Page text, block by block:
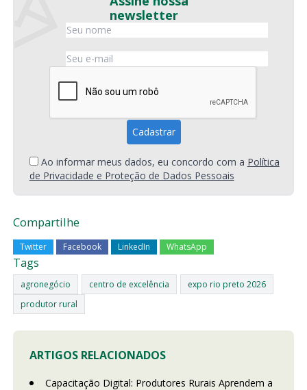
newsletter
Ao informar meus dados, eu concordo com a Política
de Privacidade e Proteção de Dados Pessoais
Compartilhe
Twitter Facebook LinkedIn WhatsApp
Tags
agronegócio centro de excelência
expo rio preto 2026
produtor rural
ARTIGOS RELACIONADOS
Capacitação Digital: Produtores Rurais Aprendem a